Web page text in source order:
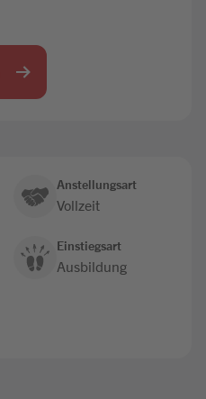
Anstellungsart
Vollzeit
Einstiegsart
Ausbildung